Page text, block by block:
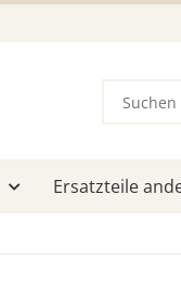
Ersatzteile